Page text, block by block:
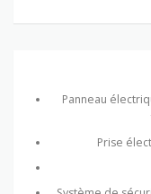
Panneau
Prise